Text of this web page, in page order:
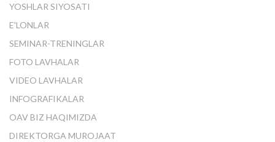
YOSHLAR SIYOSATI
E'LONLAR
SEMINAR-TRENINGLAR
FOTO LAVHALAR
VIDEO LAVHALAR
INFOGRAFIKALAR
OAV BIZ HAQIMIZDA
DIREKTORGA MUROJAAT